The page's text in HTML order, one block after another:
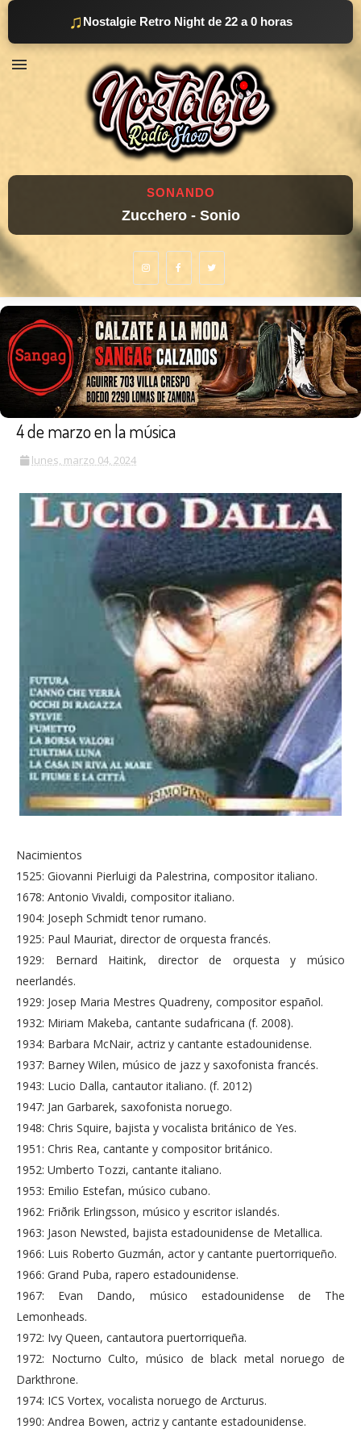
♫ Nostalgie Retro Night de 22 a 0 horas
SONANDO
Zucchero - Sonio
4 de marzo en la música
lunes, marzo 04, 2024
Nacimientos
1525: Giovanni Pierluigi da Palestrina, compositor italiano.
1678: Antonio Vivaldi, compositor italiano.
1904: Joseph Schmidt tenor rumano.
1925: Paul Mauriat, director de orquesta francés.
1929: Bernard Haitink, director de orquesta y músico
neerlandés.
1929: Josep Maria Mestres Quadreny, compositor español.
1932: Miriam Makeba, cantante sudafricana (f. 2008).
1934: Barbara McNair, actriz y cantante estadounidense.
1937: Barney Wilen, músico de jazz y saxofonista francés.
1943: Lucio Dalla, cantautor italiano. (f. 2012)
1947: Jan Garbarek, saxofonista noruego.
1948: Chris Squire, bajista y vocalista británico de Yes.
1951: Chris Rea, cantante y compositor británico.
1952: Umberto Tozzi, cantante italiano.
1953: Emilio Estefan, músico cubano.
1962: Friðrik Erlingsson, músico y escritor islandés.
1963: Jason Newsted, bajista estadounidense de Metallica.
1966: Luis Roberto Guzmán, actor y cantante puertorriqueño.
1966: Grand Puba, rapero estadounidense.
1967: Evan Dando, músico estadounidense de The
Lemonheads.
1972: Ivy Queen, cantautora puertorriqueña.
1972: Nocturno Culto, músico de black metal noruego de
Darkthrone.
1974: ICS Vortex, vocalista noruego de Arcturus.
1990: Andrea Bowen, actriz y cantante estadounidense.